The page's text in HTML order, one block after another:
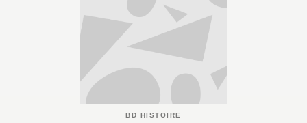
BD HISTOIRE